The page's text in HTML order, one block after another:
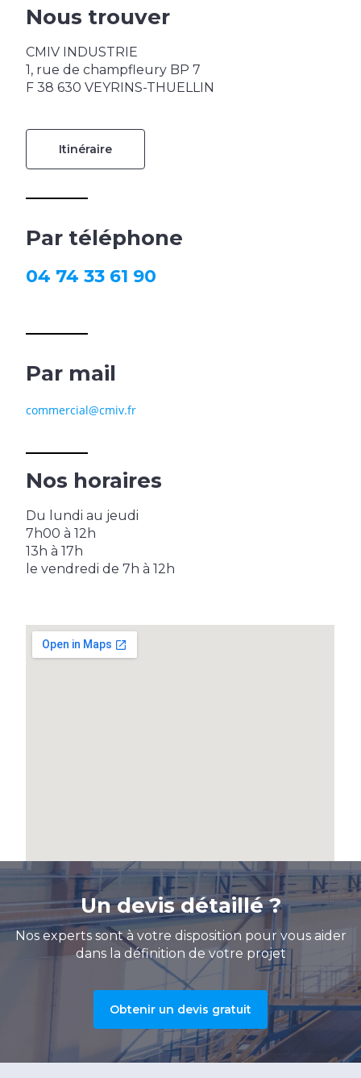
Nous trouver
CMIV INDUSTRIE
1, rue de champfleury BP 7
F 38 630 VEYRINS-THUELLIN
Itinéraire
Par téléphone
04 74 33 61 90
Par mail
commercial@cmiv.fr
Nos horaires
Du lundi au jeudi
7h00 à 12h
13h à 17h
le vendredi de 7h à 12h
Un devis détaillé ?
Nos experts sont à votre disposition pour vous aider
dans la définition de votre projet
Obtenir un devis gratuit